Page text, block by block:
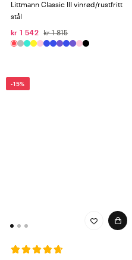
Littmann Classic III vinrød/rustfritt
stål
kr 1 542 kr 1 815
-15%